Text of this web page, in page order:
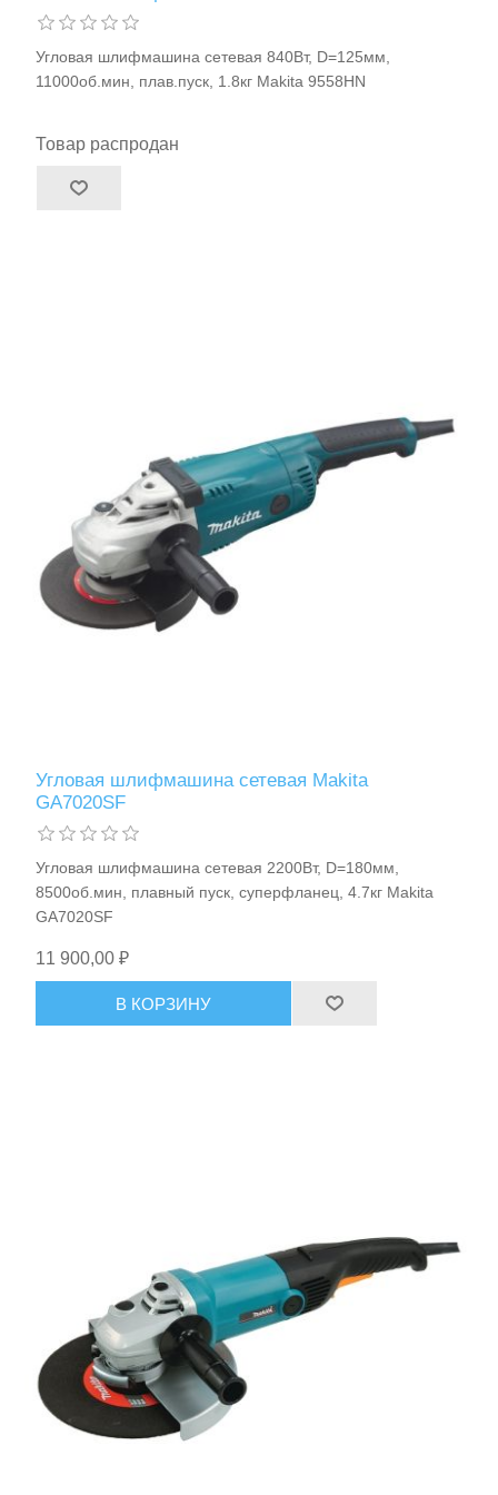
Аккумуляторы и ЗУ
Грузоподъемное оборудование
Пневмоинструменты
Угловая шлифмашина сетевая 840Вт, D=125мм,
11000об.мин, плав.пуск, 1.8кг Makita 9558HN
Товар распродан
Угловая шлифмашина сетевая Makita
GA7020SF
Угловая шлифмашина сетевая 2200Вт, D=180мм,
8500об.мин, плавный пуск, суперфланец, 4.7кг Makita
GA7020SF
11 900,00 ₽
В КОРЗИНУ